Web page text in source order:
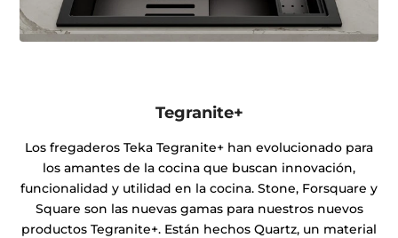
Tegranite+
Los fregaderos Teka Tegranite+ han evolucionado para
los amantes de la cocina que buscan innovación,
funcionalidad y utilidad en la cocina. Stone, Forsquare y
Square son las nuevas gamas para nuestros nuevos
productos Tegranite+. Están hechos Quartz, un material